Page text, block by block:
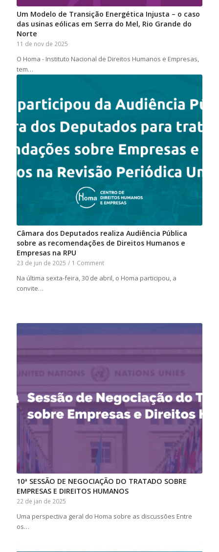
Um Modelo de Transição Energética Injusta – o caso
das usinas eólicas em Serra do Mel, Rio Grande do
Norte
11 de nov de 2025
O Homa - Instituto Nacional de Direitos Humanos e Empresas,
tem…
Câmara dos Deputados realiza Audiência Pública
sobre as recomendações de Direitos Humanos e
Empresas na RPU
23 de jun de 2025 / 1 Comment
Na última sexta-feira, 30 de abril, o Homa participou, a
convite…
10ª SESSÃO DE NEGOCIAÇÃO DO TRATADO SOBRE
EMPRESAS E DIREITOS HUMANOS
22 de jan de 2025
Uma perspectiva geral do Homa sobre as discussões Entre
os…